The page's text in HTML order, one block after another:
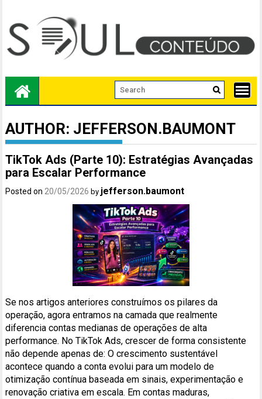
content
AUTHOR: JEFFERSON.BAUMONT
TikTok Ads (Parte 10): Estratégias Avançadas
para Escalar Performance
Posted on20/05/2026 by jefferson.baumont
Se nos artigos anteriores construímos os pilares da
operação, agora entramos na camada que realmente
diferencia contas medianas de operações de alta
performance. No TikTok Ads, crescer de forma consistente
não depende apenas de: O crescimento sustentável
acontece quando a conta evolui para um modelo de
otimização contínua baseada em sinais, experimentação e
renovação criativa em escala. Em contas maduras,